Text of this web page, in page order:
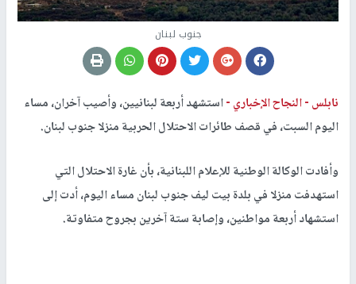
جنوب لبنان
نابلس -النجاح الإخباري -استشهد أربعة لبنانيين، وأصيب آخران، مساء
اليوم السبت، في قصف طائرات الاحتلال الحربية منزلا جنوب لبنان.
وأفادت الوكالة الوطنية للإعلام اللبنانية، بأن غارة الاحتلال التي
استهدفت منزلا في بلدة بيت ليف جنوب لبنان مساء اليوم، أدت إلى
استشهاد أربعة مواطنين، وإصابة ستة آخرين بجروح متفاوتة.